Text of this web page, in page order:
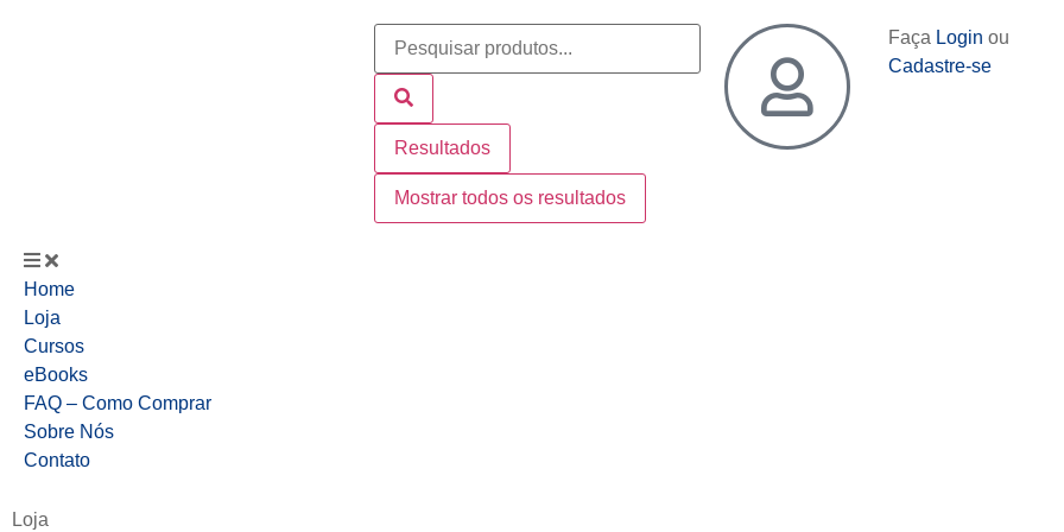
Resultados
Mostrar todos os resultados
Faça Login ou
Cadastre-se
Home
Loja
Cursos
eBooks
FAQ – Como Comprar
Sobre Nós
Contato
Loja